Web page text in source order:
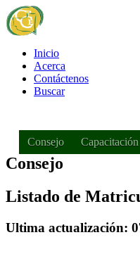
Inicio
Acerca
Contáctenos
Buscar
Consejo Capacitación
Consejo
Listado de
Ultima actualización: